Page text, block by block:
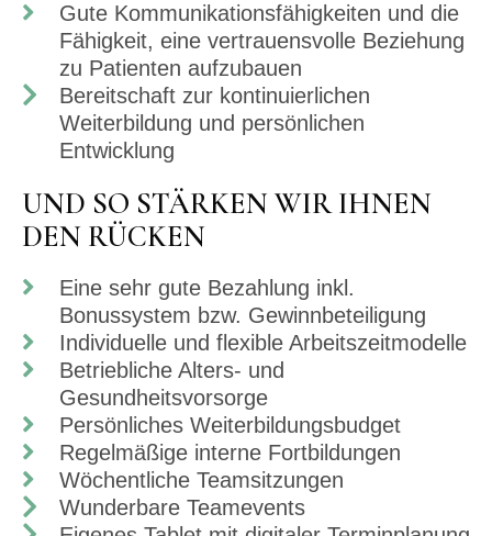
Gute Kommunikationsfähigkeiten und die
Fähigkeit, eine vertrauensvolle Beziehung
zu Patienten aufzubauen
Bereitschaft zur kontinuierlichen
Weiterbildung und persönlichen
Entwicklung
UND SO STÄRKEN WIR IHNEN
DEN RÜCKEN
Eine sehr gute Bezahlung inkl.
Bonussystem bzw. Gewinnbeteiligung
Individuelle und flexible Arbeitszeitmodelle
Betriebliche Alters- und
Gesundheitsvorsorge
Persönliches Weiterbildungsbudget
Regelmäßige interne Fortbildungen
Wöchentliche Teamsitzungen
Wunderbare Teamevents